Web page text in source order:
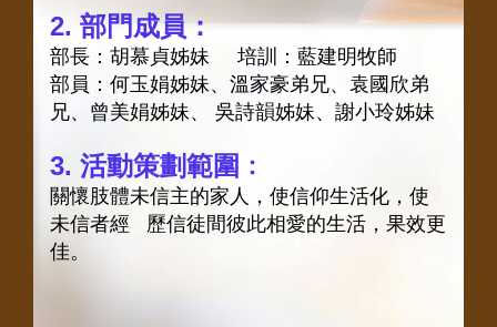
2. 部門成員：
部長：胡慕貞姊妹 培訓：藍建明牧師
部員：何玉娟姊妹、溫家豪弟兄、袁國欣弟
兄、曾美娟姊妹、
吳詩韻姊妹、謝小玲姊妹
3. 活動策劃範圍﹕
關懷肢體未信主的家人，使信仰生活化，使
未信者經 歷信徒間彼此相愛的生活，果效更
佳。